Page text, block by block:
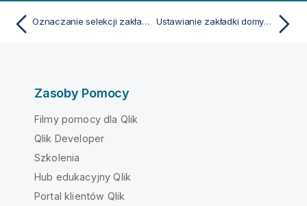
Oznaczanie selekcji zakładkami Ustawianie zakładki domyślnej w celu utworzenia strony docelowej aplikacji
Zasoby Pomocy
Filmy pomocy dla Qlik
Qlik Developer
Szkolenia
Hub edukacyjny Qlik
Portal klientów Qlik